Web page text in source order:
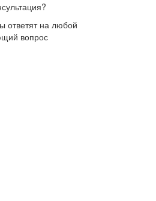
ответят на любой
вопрос